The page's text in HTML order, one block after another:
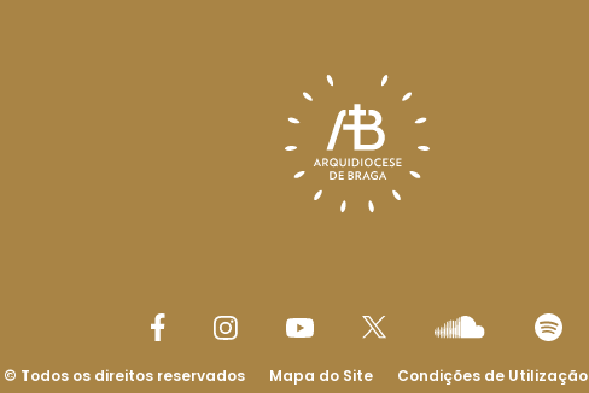
© Todos os direitos reservados Mapa do Site Condições de Utilização